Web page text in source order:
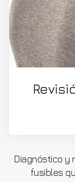
Diagnóstico y
fusibles